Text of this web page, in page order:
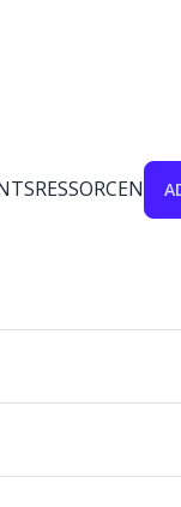
RESSORCEN